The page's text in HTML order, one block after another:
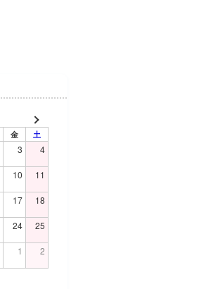
金 土
3 4
10 11
17 18
24 25
1 2